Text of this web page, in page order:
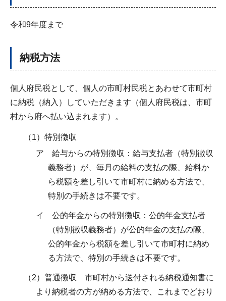
令和9年度まで
納税方法
個人府民税として、個人の市町村民税とあわせて市町村
に納税（納入）していただきます（個人府民税は、市町
村から府へ払い込まれます）。
（1）特別徴収
ア 給与からの特別徴収：給与支払者（特別徴収
義務者）が、毎月の給料の支払の際、給料か
ら税額を差し引いて市町村に納める方法で、
特別の手続きは不要です。
イ 公的年金からの特別徴収：公的年金支払者
（特別徴収義務者）が公的年金の支払の際、
公的年金から税額を差し引いて市町村に納め
る方法で、特別の手続きは不要です。
（2）普通徴収 市町村から送付される納税通知書に
より納税者の方が納める方法で、これまでどおり